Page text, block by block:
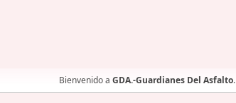
Bienvenido a GDA.-Guardianes Del Asfalto.